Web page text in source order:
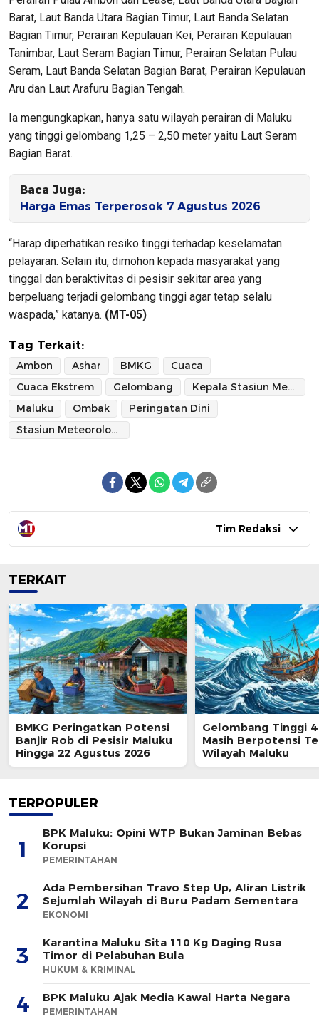
Barat, Laut Banda Utara Bagian Timur, Laut Banda Selatan
Bagian Timur, Perairan Kepulauan Kei, Perairan Kepulauan
Tanimbar, Laut Seram Bagian Timur, Perairan Selatan Pulau
Seram, Laut Banda Selatan Bagian Barat, Perairan Kepulauan
Aru dan Laut Arafuru Bagian Tengah.
Ia mengungkapkan, hanya satu wilayah perairan di Maluku
yang tinggi gelombang 1,25 – 2,50 meter yaitu Laut Seram
Bagian Barat.
Baca Juga:
Harga Emas Terperosok 7 Agustus 2026
“Harap diperhatikan resiko tinggi terhadap keselamatan
pelayaran. Selain itu, dimohon kepada masyarakat yang
tinggal dan beraktivitas di pesisir sekitar area yang
berpeluang terjadi gelombang tinggi agar tetap selalu
waspada,” katanya. (MT-05)
Tag Terkait:
Ambon Ashar BMKG
Cuaca
Cuaca Ekstrem
Gelombang
Kepala Stasiun Meteorologi Maritim Ambon
Maluku
Ombak
Peringatan Dini
Stasiun Meteorologi Maritim Ambon
Tim Redaksi
TERKAIT
BMKG Peringatkan Potensi
Banjir Rob di Pesisir Maluku
Hingga 22 Agustus 2026
Gelombang Tinggi
Masih Berpotensi
Wilayah Maluku
TERPOPULER
1
BPK Maluku: Opini WTP Bukan Jaminan Bebas
Korupsi
PEMERINTAHAN
2
Ada Pembersihan Travo Step Up, Aliran Listrik
Sejumlah Wilayah di Buru Padam Sementara
EKONOMI
3
Karantina Maluku Sita 110 Kg Daging Rusa
Timor di Pelabuhan Bula
HUKUM & KRIMINAL
4 BPK Maluku Ajak Media Kawal Harta Negara
PEMERINTAHAN